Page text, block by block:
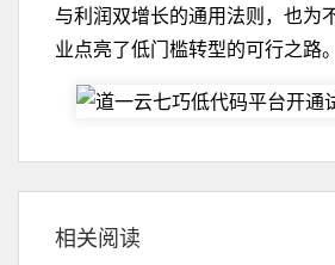
与利润双增长的通用法则，也为
业点亮了低门槛转型的可行之路。
相关阅读